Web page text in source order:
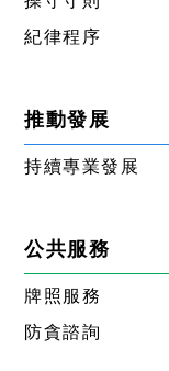
紀律程序
推動發展
持續專業發展
公共服務
牌照服務
防貪諮詢